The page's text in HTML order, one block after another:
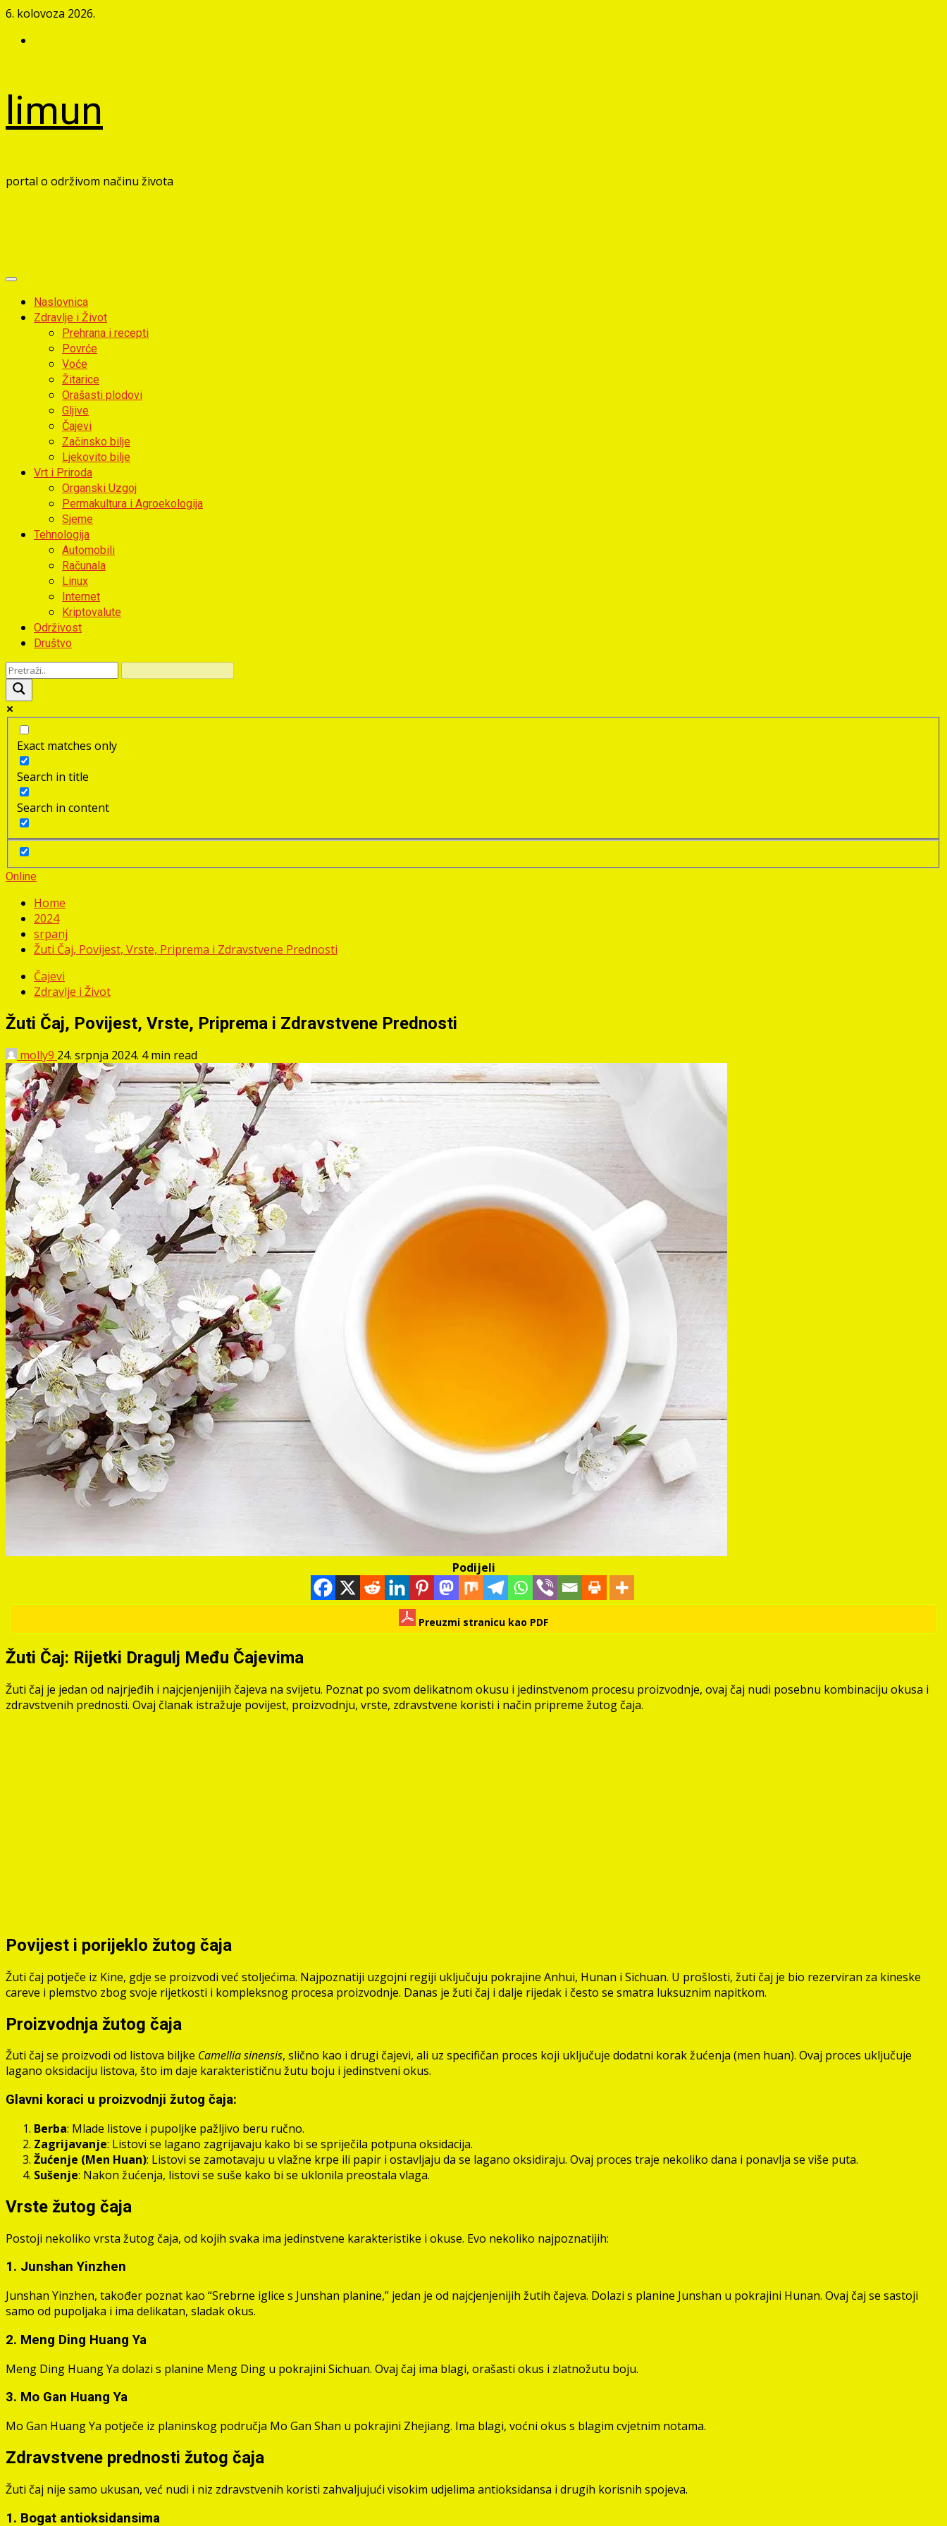
Skip
content
6. kolovoza 2026.
limun
portal o održivom načinu života
Primary
MenuNaslovnica
Zdravlje i Život
Prehrana i recepti
Povrće
Voće
Žitarice
Orašasti plodovi
Gljive
Čajevi
Začinsko bilje
Ljekovito bilje
Vrt i Priroda
Organski Uzgoj
Permakultura i Agroekologija
Sjeme
Tehnologija
Automobili
Računala
Linux
Internet
Kriptovalute
Održivost
Društvo
Exact matches only
Search in title
Search in content
Online
Home
2024
srpanj
Žuti Čaj, Povijest, Vrste, Priprema i Zdravstvene Prednosti
Čajevi
Zdravlje i Život
Žuti Čaj, Povijest, Vrste, Priprema i Zdravstvene Prednosti
molly9 24. srpnja 2024. 4 min read
Podijeli
Preuzmi stranicu kao PDF
Žuti Čaj: Rijetki Dragulj Među Čajevima
Žuti čaj je jedan od najrjeđih i najcjenjenijih čajeva na svijetu. Poznat po svom delikatnom okusu i jedinstvenom procesu proizvodnje, ovaj čaj nudi posebnu kombinaciju okusa i
zdravstvenih prednosti. Ovaj članak istražuje povijest, proizvodnju, vrste, zdravstvene koristi i način pripreme žutog čaja.
Povijest i porijeklo žutog čaja
Žuti čaj potječe iz Kine, gdje se proizvodi već stoljećima. Najpoznatiji uzgojni regiji uključuju pokrajine Anhui, Hunan i Sichuan. U prošlosti, žuti čaj je bio rezerviran za kineske
careve i plemstvo zbog svoje rijetkosti i kompleksnog procesa proizvodnje. Danas je žuti čaj i dalje rijedak i često se smatra luksuznim napitkom.
Proizvodnja žutog čaja
Žuti čaj se proizvodi od listova biljke Camellia sinensis, slično kao i drugi čajevi, ali uz specifičan proces koji uključuje dodatni korak žućenja (men huan). Ovaj proces uključuje
lagano oksidaciju listova, što im daje karakterističnu žutu boju i jedinstveni okus.
Glavni koraci u proizvodnji žutog čaja:
Berba: Mlade listove i pupoljke pažljivo beru ručno.
Zagrijavanje: Listovi se lagano zagrijavaju kako bi se spriječila potpuna oksidacija.
Žućenje (Men Huan): Listovi se zamotavaju u vlažne krpe ili papir i ostavljaju da se lagano oksidiraju. Ovaj proces traje nekoliko dana i ponavlja se više puta.
Sušenje: Nakon žućenja, listovi se suše kako bi se uklonila preostala vlaga.
Vrste žutog čaja
Postoji nekoliko vrsta žutog čaja, od kojih svaka ima jedinstvene karakteristike i okuse. Evo nekoliko najpoznatijih:
1. Junshan Yinzhen
Junshan Yinzhen, također poznat kao “Srebrne iglice s Junshan planine,” jedan je od najcjenjenijih žutih čajeva. Dolazi s planine Junshan u pokrajini Hunan. Ovaj čaj se sastoji
samo od pupoljaka i ima delikatan, sladak okus.
2. Meng Ding Huang Ya
Meng Ding Huang Ya dolazi s planine Meng Ding u pokrajini Sichuan. Ovaj čaj ima blagi, orašasti okus i zlatnožutu boju.
3. Mo Gan Huang Ya
Mo Gan Huang Ya potječe iz planinskog područja Mo Gan Shan u pokrajini Zhejiang. Ima blagi, voćni okus s blagim cvjetnim notama.
Zdravstvene prednosti žutog čaja
Žuti čaj nije samo ukusan, već nudi i niz zdravstvenih koristi zahvaljujući visokim udjelima antioksidansa i drugih korisnih spojeva.
1. Bogat antioksidansima